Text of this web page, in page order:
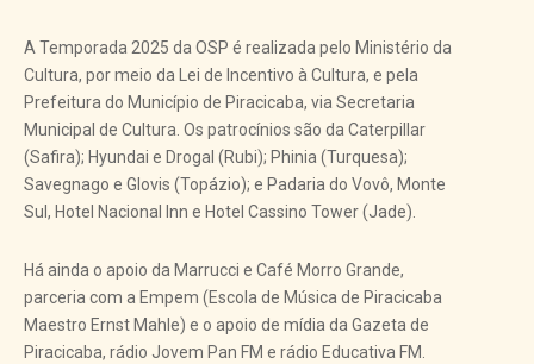
A Temporada 2025 da OSP é realizada pelo Ministério da
Cultura, por meio da Lei de Incentivo à Cultura, e pela
Prefeitura do Município de Piracicaba, via Secretaria
Municipal de Cultura. Os patrocínios são da Caterpillar
(Safira); Hyundai e Drogal (Rubi); Phinia (Turquesa);
Savegnago e Glovis (Topázio); e Padaria do Vovô, Monte
Sul, Hotel Nacional Inn e Hotel Cassino Tower (Jade).
Há ainda o apoio da Marrucci e Café Morro Grande,
parceria com a Empem (Escola de Música de Piracicaba
Maestro Ernst Mahle) e o apoio de mídia da Gazeta de
Piracicaba, rádio Jovem Pan FM e rádio Educativa FM.